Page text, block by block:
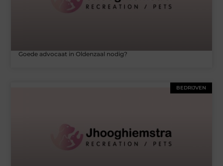
Goede advocaat in Oldenzaal nodig?
BEDRIJVEN